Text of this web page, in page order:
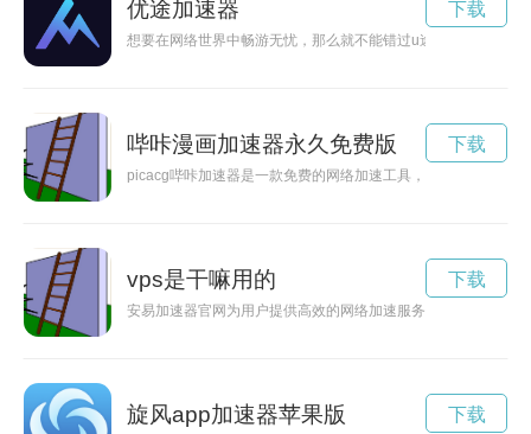
优途加速器
想要在网络世界中畅游无忧，那么就不能错过u途加速器下载。
下载
哔咔漫画加速器永久免费版
picacg哔咔加速器是一款免费的网络加速工具，可以帮助用户
下载
vps是干嘛用的
安易加速器官网为用户提供高效的网络加速服务，让您畅享高
下载
旋风app加速器苹果版 下载